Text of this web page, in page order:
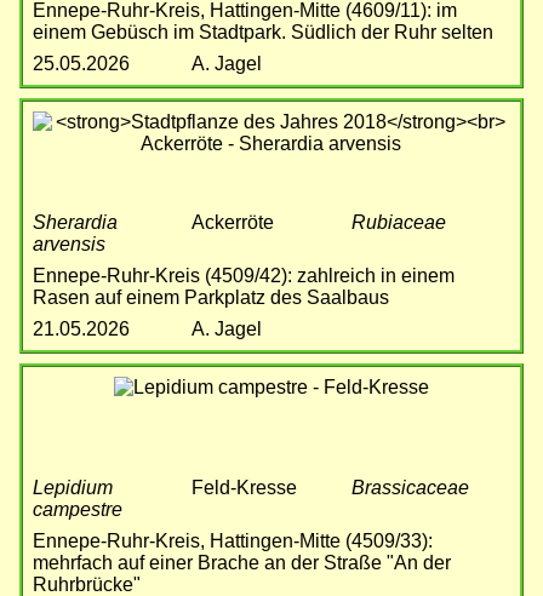
Ennepe-Ruhr-Kreis, Hattingen-Mitte (4609/11): im
einem Gebüsch im Stadtpark. Südlich der Ruhr selten
25.05.2026
A. Jagel
Bild
Sherardia
arvensis
Ackerröte Rubiaceae
Ennepe-Ruhr-Kreis (4509/42): zahlreich in einem
Rasen auf einem Parkplatz des Saalbaus
21.05.2026
A. Jagel
Lepidium
campestre
Feld-Kresse Brassicaceae
Ennepe-Ruhr-Kreis, Hattingen-Mitte (4509/33):
mehrfach auf einer Brache an der Straße "An der
Ruhrbrücke"